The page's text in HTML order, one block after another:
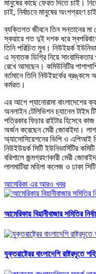
মানুষের কাছে ফেরত দিতে চাই।
চাই, নির্বাচনে মানুষের অংশগ্রহণ
ব্যক্তিগত জীবনে তিন সন্তানের মা
স্কয়ারে গত দুই দশক ধরে
তিনি পরিচিত মুখ। নিউইয়র্ক
এ স্নাতক ডিগ্রি নিয়ে
রেখে আসছেন। কমিউনিটির
বর্তমানে তিনি নিউইয়র্কের ব্রঙ্কসে
কর্মরত।
এর আগে প্যানোরামা বাংলাদেশের
অনলাইন টেলিভিশন চ্যানেল টাইম
পত্রিকার ফিচার রাইটার হিসেবে
অর্জন করেছেন মেরী জোবাইদা।
অ্যাসোসিয়েশনের ভিপি ও এপিআই
নিউইউয়র্ক সিটি ইউনিভার্সিটির
বরিশালে জন্মগ্রহণকারী মেরী
লালমাটিয়া মহিলা কলেজ ও ঢাকা
আমেরিকা এর আরও খবর
আমেরিকায় বিয়ানীবাজার সমিতির
যুক্তরাষ্ট্রের বাংলাদেশি